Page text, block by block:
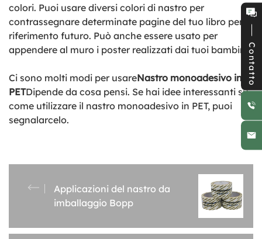
colori. Puoi usare diversi colori di nastro per
contrassegnare determinate pagine del tuo libro per
riferimento futuro. Può anche essere usato per
appendere al muro i poster realizzati dai tuoi bambini.
Ci sono molti modi per usareNastro monoadesivo in
PETDipende da cosa pensi. Se hai idee interessanti su
come utilizzare il nastro monoadesivo in PET, puoi
segnalarcelo.
Applicazioni del nastro da
imballaggio Bopp
Contatto